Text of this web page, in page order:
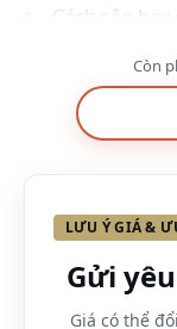
Cách sân
Du khách có
Resort bằng xe
cho các
Serena được
nguyên liệu
nền gỗ, đá,
Còn
LƯU Ý GIÁ &
Gửi
Giá có thể